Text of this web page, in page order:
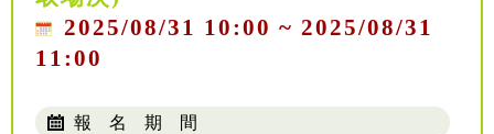
2025/08/31 10:00 ~ 2025/08/31
11:00
報 名 期 間